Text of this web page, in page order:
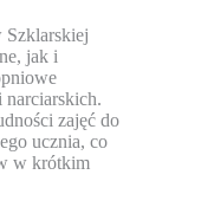
Szklarskiej
jak i
zajęć do
ucznia, co
w krótkim